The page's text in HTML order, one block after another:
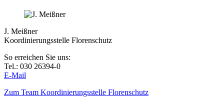
J. Meißner
Koordinierungsstelle Florenschutz
So erreichen Sie uns:
Tel.: 030 26394-0
E-Mail
Zum Team Koordinierungsstelle Florenschutz